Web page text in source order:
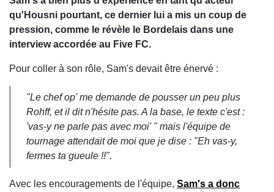
qu'Housni pourtant, ce dernier lui a mis un coup de
pression, comme le révèle le Bordelais dans une
interview accordée au Five FC.
Pour coller à son rôle, Sam's devait être énervé :
"Le chef op' me demande de pousser un peu plus
Rohff, et il dit n'hésite pas. A la base, le texte c'est :
'vas-y ne parle pas avec moi' " mais l'équipe de
tournage attendait de moi que je dise : "Eh vas-y,
fermes ta gueule !!".
Avec les encouragements de l'équipe, Sam's a donc